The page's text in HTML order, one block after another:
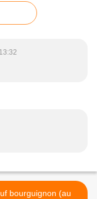
bourguignon (au